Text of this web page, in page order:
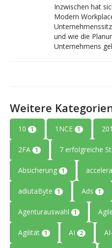
Inzwischen hat
Modern
und wie die
Unternehmens
Weitere
10 1 1NCE 1
2FA 1 7 erfolgreiche
Absicherung 1
adiutaByte 1 Ads 1
Agenturauswahl 1
Agilität 1 AI 2